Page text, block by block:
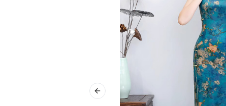
Previous slide